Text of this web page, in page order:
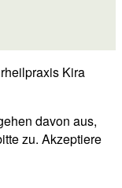
Kira
davon aus,
zu. Akzeptiere